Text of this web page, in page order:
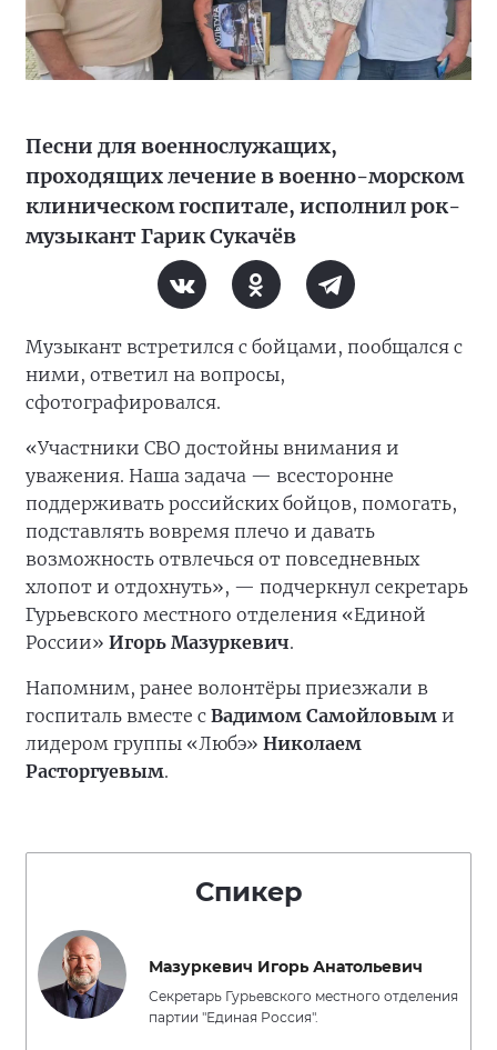
Песни для военнослужащих,
проходящих лечение в военно-морском
клиническом госпитале, исполнил рок-
музыкант Гарик Сукачёв
Музыкант встретился с бойцами, пообщался с
ними, ответил на вопросы,
сфотографировался.
«Участники СВО достойны внимания и
уважения. Наша задача — всесторонне
поддерживать российских бойцов, помогать,
подставлять вовремя плечо и давать
возможность отвлечься от повседневных
хлопот и отдохнуть», — подчеркнул секретарь
Гурьевского местного отделения «Единой
России» Игорь Мазуркевич.
Напомним, ранее волонтёры приезжали в
госпиталь вместе с Вадимом Самойловым и
лидером группы «Любэ» Николаем
Расторгуевым.
Спикер
Мазуркевич Игорь Анатольевич
Секретарь Гурьевского местного отделения
партии "Единая Россия".